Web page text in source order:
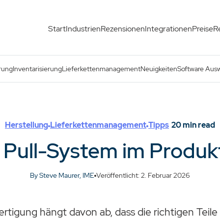
StartIndustrienRezensionenIntegrationenPreise
InventarisierungLieferkettenmanagementNeuigkeitenSoftware
Herstellung LieferkettenmanagementTipps 20min read
System im
By Steve Maurer, IME Veröffentlicht: 2. Februar 2026
hängt davon ab, dass die richtigen